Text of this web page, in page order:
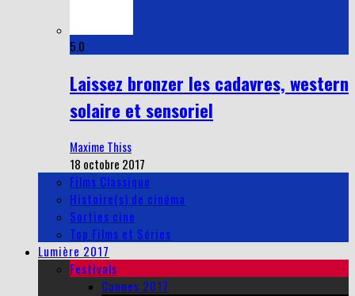
5.0
Laissez bronzer les cadavres, western
solaire et sensoriel
Maxime Thiss
18 octobre 2017
Films Classique
Histoire(s) de cinéma
Sorties cine
Top Films et Séries
Lumière 2017
Festivals
Cannes 2017